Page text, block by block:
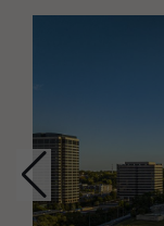
Ceci
section
contient
plusieurs